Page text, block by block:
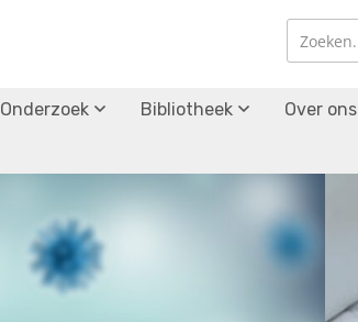
Zoek
Onderzoek Bibliotheek Over ons